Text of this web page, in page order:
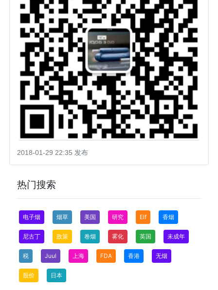
2018-01-29 22:35 发布
热门搜索
电子烟 烟草 美国 研究 Elf 香烟
尼古丁 政策 卷烟 雾化 英国 未成年
税 Juul 上海 FDA 香港 无烟
股价 日本